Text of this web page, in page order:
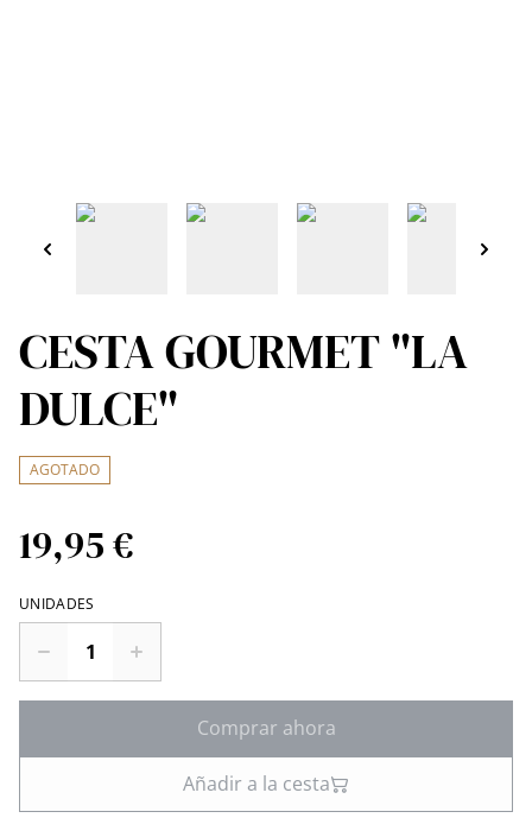
CESTA GOURMET "LA
DULCE"
AGOTADO
19,95 €
UNIDADES
Comprar ahora
Añadir a la cesta